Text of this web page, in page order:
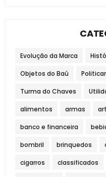
Evolução da Marca
Objetos do Baú
Turma do Chaves
alimentos armas
banco e financeira
bombril brinquedos
cigarros classificados